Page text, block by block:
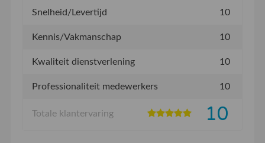
Snelheid/Levertijd 10
Kennis/Vakmanschap 10
Kwaliteit dienstverlening 10
Professionaliteit medewerkers 10
Totale klantervaring 10